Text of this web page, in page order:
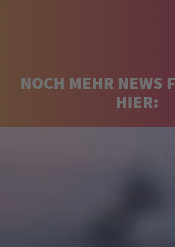
NOCH MEHR NEWS
HIER: